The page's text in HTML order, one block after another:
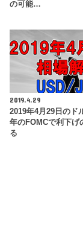
の可能…
2019.4.29
2019年4月29日のド
年のFOMCで利下げ
る